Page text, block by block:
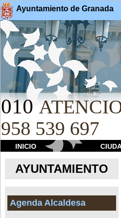
Ayuntamiento de Granada
010
958 539 697
INICIO
AYUNTAMIENTO
Agenda Alcaldesa